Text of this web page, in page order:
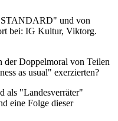
"STANDARD" und von
bei: IG Kultur, Viktorg.
der Doppelmoral von Teilen
as usual" exerzierten?
als "Landesverräter"
eine Folge dieser